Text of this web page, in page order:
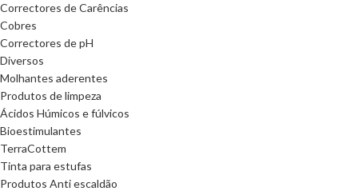
Correctores de Carências
Cobres
Correctores de pH
Diversos
Molhantes aderentes
Produtos de limpeza
Ácidos Húmicos e fúlvicos
Bioestimulantes
TerraCottem
Tinta para estufas
Produtos Anti escaldão